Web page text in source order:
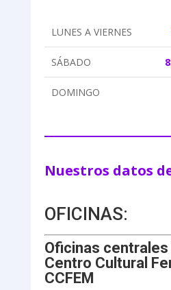
LUNES A VIERNES
SÁBADO
DOMINGO
Nuestros datos
OFICINAS:
Oficinas centrales
Centro Cultural
CCFEM